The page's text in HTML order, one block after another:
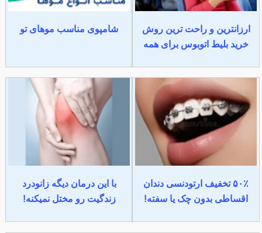
ارزانترین و راحت ترین روش
خرید بلیط اتوبوس برای همه
شامپوی مناسب موهای تو
۵۰٪ تخفیف ارتودنسی دندان
اقساطی بدون چک یا سفته!
با این درمان دیگه زانودرد
زندگیت رو مختل نمیکنه!